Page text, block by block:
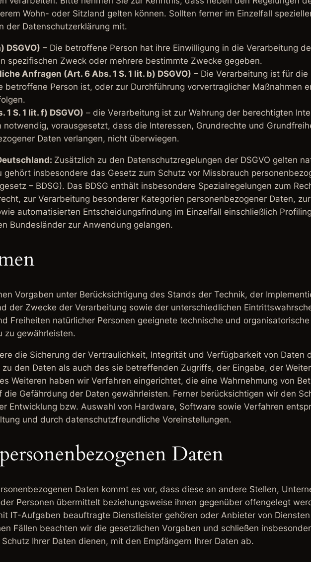
Wohn- oder Sitzland gelten können. Sollten ferner im Einzelfall
der Datenschutzerklärung mit.
DSGVO) – Die betroffene Person hat ihre Einwilligung in die Verarbeitung
spezifischen Zweck oder mehrere bestimmte Zwecke gegeben.
Anfragen (Art. 6 Abs. 1 S. 1 lit. b) DSGVO) – Die Verarbeitung ist für die
Person ist, oder zur Durchführung vorvertraglicher Maßnahmen
S. 1 lit. f) DSGVO) – die Verarbeitung ist zur Wahrung der berechtigten
vorausgesetzt, dass die Interessen, Grundrechte und
Daten verlangen, nicht überwiegen.
Zusätzlich zu den Datenschutzregelungen der DSGVO gelten
insbesondere das Gesetz zum Schutz vor Missbrauch
– BDSG). Das BDSG enthält insbesondere Spezialregelungen zum
zur Verarbeitung besonderer Kategorien personenbezogener Daten,
automatisierten Entscheidungsfindung im Einzelfall einschließlich
Bundesländer zur Anwendung gelangen.
Vorgaben unter Berücksichtigung des Stands der Technik, der
der Zwecke der Verarbeitung sowie der unterschiedlichen
Freiheiten natürlicher Personen geeignete technische und
zu gewährleisten.
die Sicherung der Vertraulichkeit, Integrität und Verfügbarkeit von Daten
den Daten als auch des sie betreffenden Zugriffs, der Eingabe, der
Weiteren haben wir Verfahren eingerichtet, die eine Wahrnehmung von
die Gefährdung der Daten gewährleisten. Ferner berücksichtigen wir den
Entwicklung bzw. Auswahl von Hardware, Software sowie Verfahren
und durch datenschutzfreundliche Voreinstellungen.
Daten
Daten kommt es vor, dass diese an andere Stellen,
Personen übermittelt beziehungsweise ihnen gegenüber offengelegt
IT-Aufgaben beauftragte Dienstleister gehören oder Anbieter von
Fällen beachten wir die gesetzlichen Vorgaben und schließen
Ihrer Daten dienen, mit den Empfängern Ihrer Daten ab.